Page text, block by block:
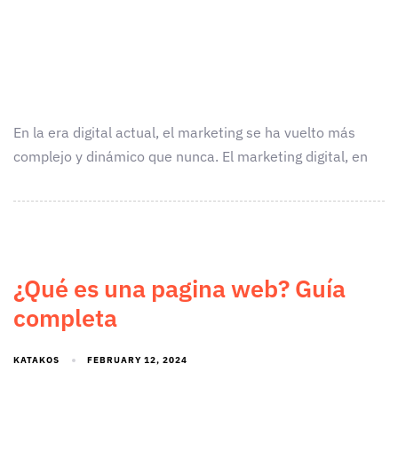
En la era digital actual, el marketing se ha vuelto más
complejo y dinámico que nunca. El marketing digital, en
¿Qué es una pagina web? Guía
completa
KATAKOS FEBRUARY 12, 2024